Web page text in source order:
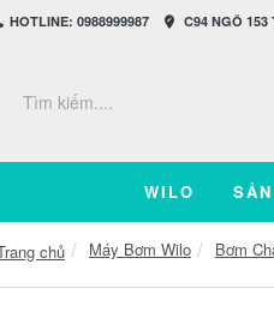
HOTLINE: 0988999987 C94 NGÕ 153
WILO
chủ Máy Bơm Wilo Bơm